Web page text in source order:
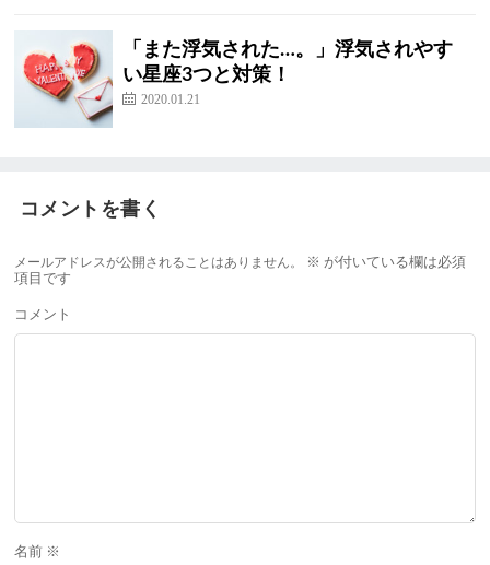
「また浮気された…。」浮気されやす
い星座3つと対策！
2020.01.21
コメントを書く
メールアドレスが公開されることはありません。 ※ が付いている欄は必須
項目です
コメント
名前 ※